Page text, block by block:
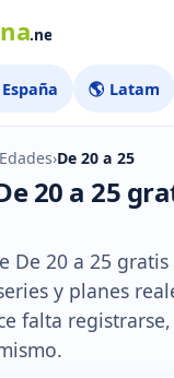
🌎 Latam
Edades›De 20 a 25
20 a 25
De 20 a 25
y planes
falta